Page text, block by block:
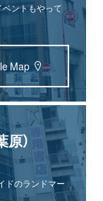
ントもやって
Map
）
ドのランドマー